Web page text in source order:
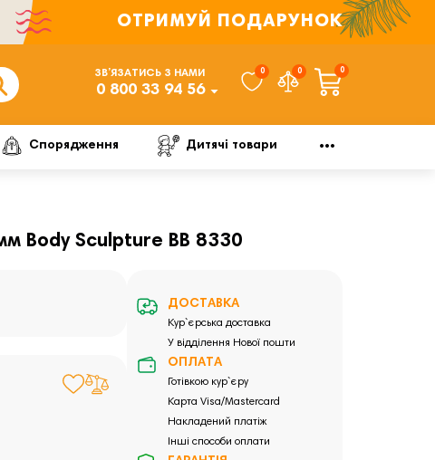
ОТРИМУЙ ПОДАРУНОК
ЗВ’ЯЗАТИСЬ З НАМИ
0 800 33 94 56
0 0 0
Спорядження Дитячі товари
Body Sculpture BB 8330
ДОСТАВКА
Кур`єрська доставка
У відділення Нової пошти
ОПЛАТА
Готівкою кур`єру
Карта Visa/Mastercard
Накладений платіж
Інші способи оплати